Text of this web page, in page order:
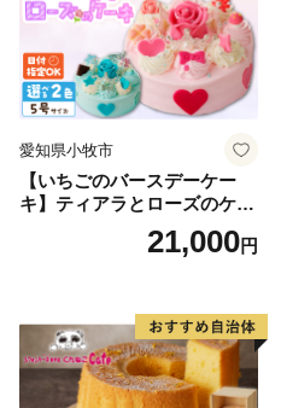
愛知県小牧市
【いちごのバースデーケー
キ】ティアラとローズのケー
キ スイーツ デザート 洋菓
子 お取り寄せ 愛知県 小牧市
レーション ホールケーキ 日
時指定可
21,000円